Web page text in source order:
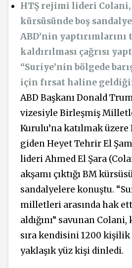
HTŞ rejimi lideri Colani,
kürsüsünde boş
ABD’nin yaptırımlarını
kaldırılması çağrısı
“Suriye’nin bölgede
için fırsat haline
ABD Başkanı Donald
vizesiyle Birleşmiş
Kurulu’na katılmak üzere
giden Heyet Tehrir El
lideri Ahmed El Şara
akşamı çıktığı BM
sandalyelere konuştu.
milletleri arasında hak
aldığını” savunan
sıra kendisini 1200 kişilik
yaklaşık yüz kişi dinledi.